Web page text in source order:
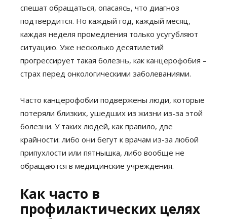
спешат обращаться, опасаясь, что диагноз
подтвердится. Но каждый год, каждый месяц,
каждая неделя промедления только усугубляют
ситуацию. Уже несколько десятилетий
прогрессирует такая болезнь, как канцерофобия –
страх перед онкологическими заболеваниями.
Часто канцерофобии подвержены люди, которые
потеряли близких, ушедших из жизни из-за этой
болезни. У таких людей, как правило, две
крайности: либо они бегут к врачам из-за любой
припухлости или пятнышка, либо вообще не
обращаются в медицинские учреждения.
Как часто в
профилактических целях